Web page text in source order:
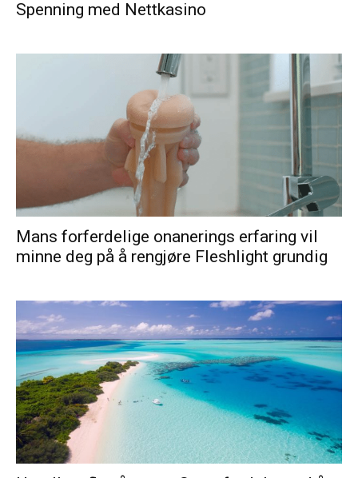
Spenning med Nettkasino
Mans forferdelige onanerings erfaring vil
minne deg på å rengjøre Fleshlight grundig